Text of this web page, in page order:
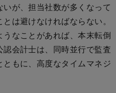
が、担当社数が多くなって
は避けなければならない。
なことがあれば、本末転倒
会計士は、同時並行で監査
もに、高度なタイムマネジ